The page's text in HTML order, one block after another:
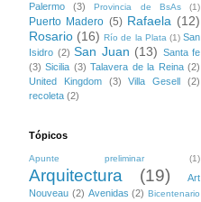
Palermo (3) Provincia de BsAs (1)
Puerto Madero (5) Rafaela (12)
Rosario (16) Río de la Plata (1) San
Isidro (2) San Juan (13) Santa fe
(3) Sicilia (3) Talavera de la Reina (2)
United Kingdom
(3) Villa Gesell
(2)
recoleta (2)
Tópicos
Apunte preliminar (1)
Arquitectura (19)
Art
Nouveau (2) Avenidas (2) Bicentenario